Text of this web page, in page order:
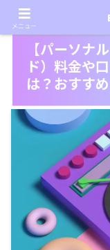
【パーソナ
ド）料金や
は？おすす
メニュー